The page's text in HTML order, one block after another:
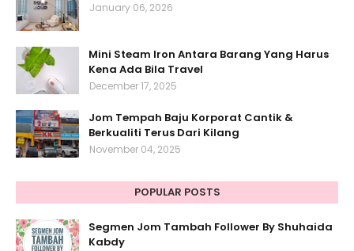
January 06, 2026
Mini Steam Iron Antara Barang Yang Harus
Kena Ada Bila Travel
December 17, 2025
Jom Tempah Baju Korporat Cantik &
Berkualiti Terus Dari Kilang
November 04, 2025
POPULAR POSTS
Segmen Jom Tambah Follower By Shuhaida
Kabdy